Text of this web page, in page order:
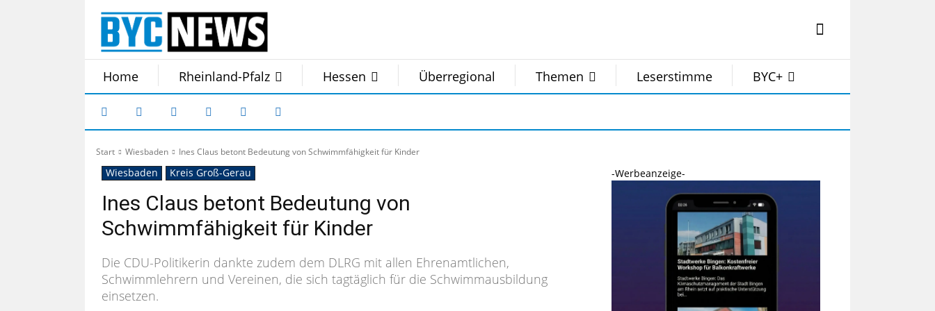
Home Rheinland-Pfalz Hessen Überregional Themen Leserstimme BYC+
Start Wiesbaden Ines Claus betont Bedeutung von Schwimmfähigkeit für Kinder
Wiesbaden Kreis Groß-Gerau
Ines Claus betont Bedeutung von
Schwimmfähigkeit für Kinder
Die CDU-Politikerin dankte zudem dem DLRG mit allen Ehrenamtlichen,
Schwimmlehrern und Vereinen, die sich tagtäglich für die Schwimmausbildung
einsetzen.
-Werbeanzeige-